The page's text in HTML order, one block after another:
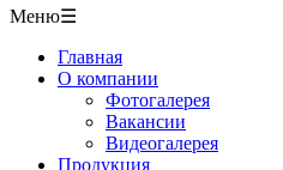
Меню☰
Главная
О компании
Фотогалерея
Вакансии
Видеогалерея
Продукция